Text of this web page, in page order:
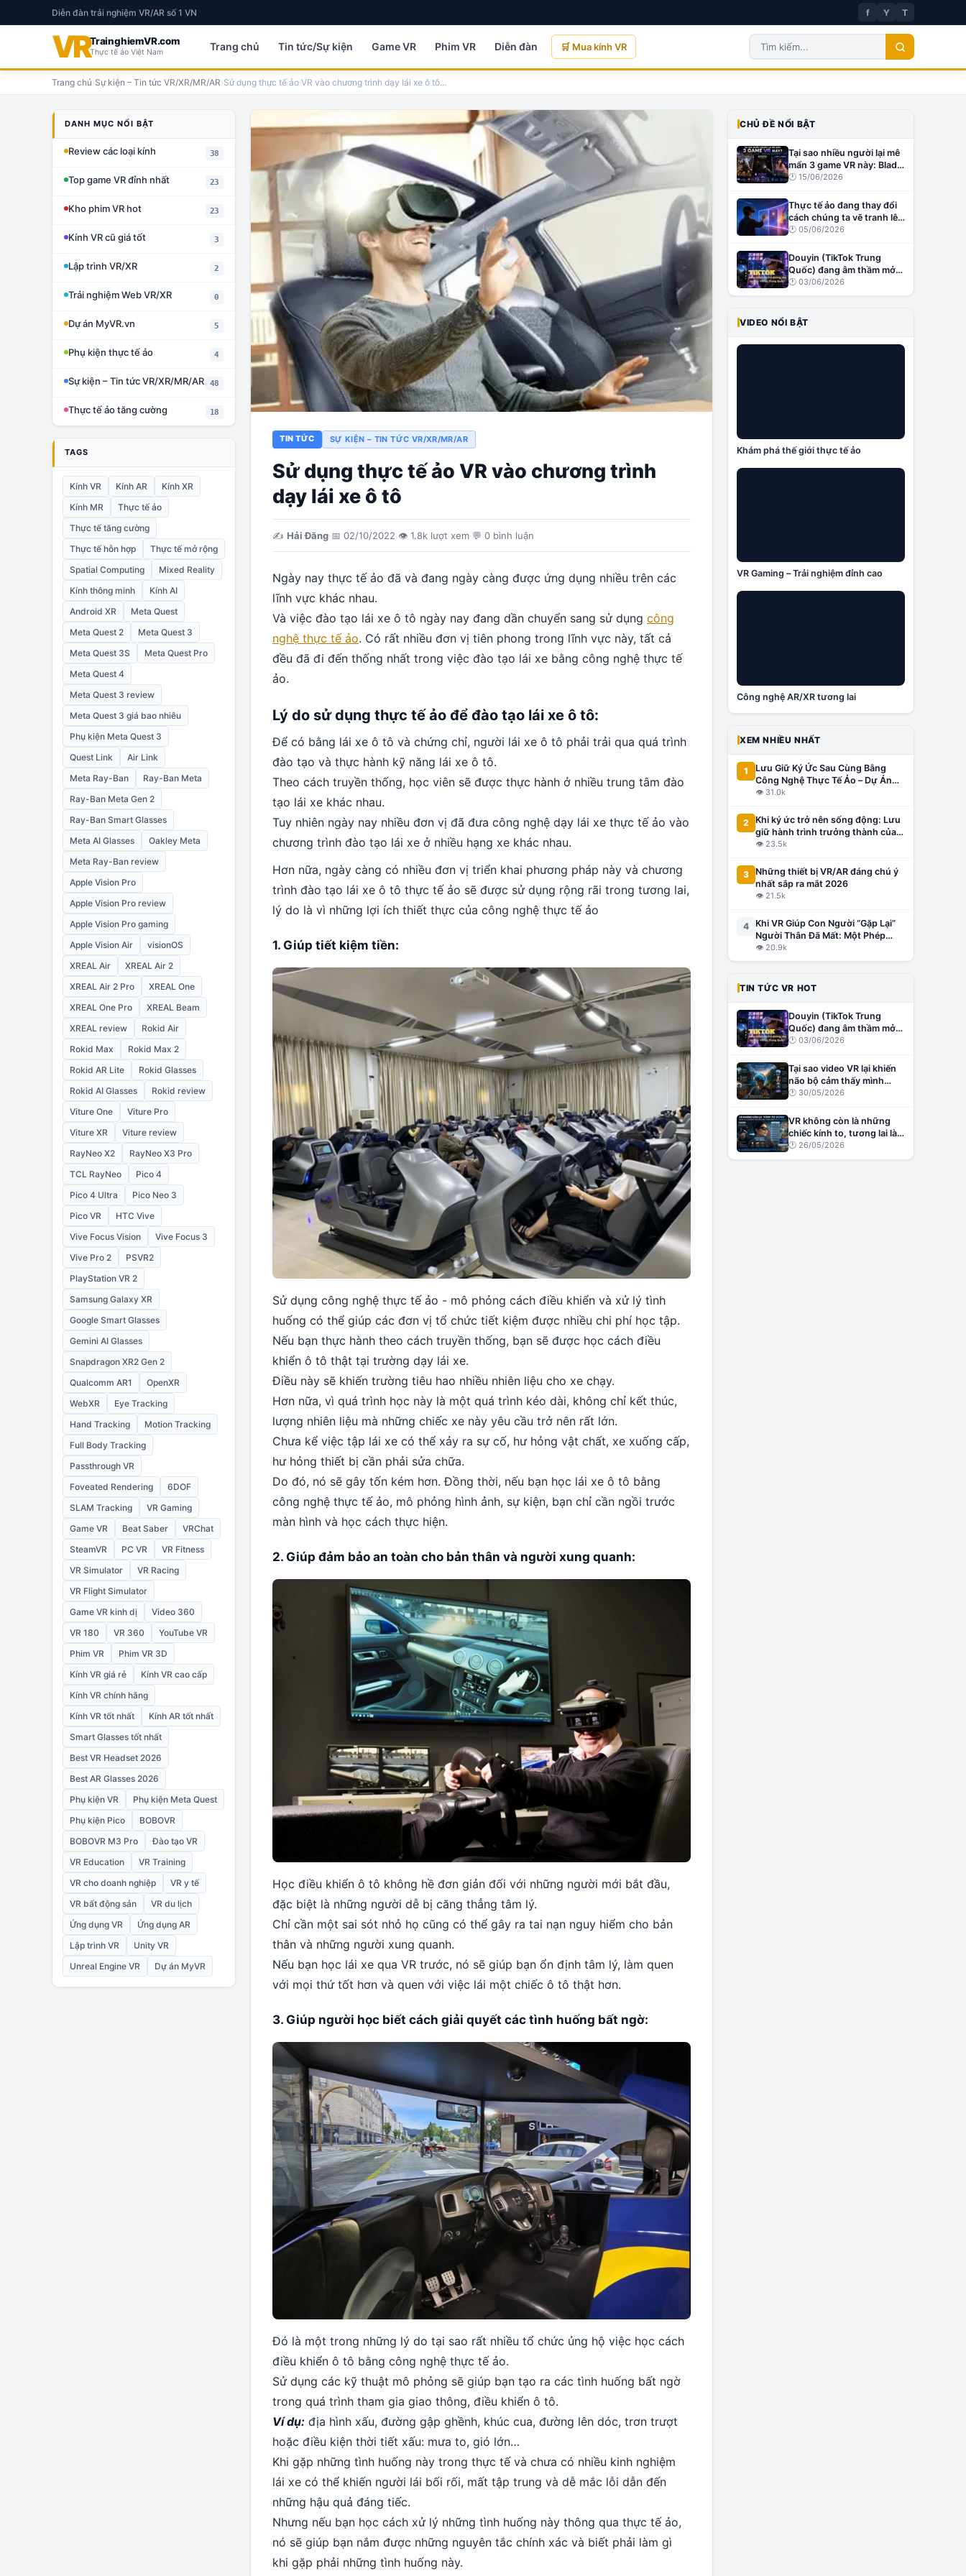
Diễn đàn trải nghiệm VR/AR số 1 VN f Y T
VRTrainghiemVR.com
Thực tế ảo Việt Nam Trang chủ Tin tức/Sự kiện Game VR Phim VR Diễn đàn 🛒 Mua kính VR
Trang chủ›Sự kiện – Tin tức VR/XR/MR/AR›Sử dụng thực tế ảo VR vào chương trình dạy lái xe ô tô…
DANH MỤC NỔI BẬT
Review các loại kính 38
Top game VR đỉnh nhất 23
Kho phim VR hot 23
Kính VR cũ giá tốt 3
Lập trình VR/XR 2
Trải nghiệm Web VR/XR 0
Dự án MyVR.vn 5
Phụ kiện thực tế ảo 4
Sự kiện – Tin tức VR/XR/MR/AR 48
Thực tế ảo tăng cường 18
TAGS
Kính VR Kính AR
Kính XR
Kính MR
Thực tế ảo
Thực tế tăng cường
Thực tế hỗn hợp
Thực tế mở rộng
Spatial Computing
Mixed Reality
Kính thông minh
Kính AI
Android XR
Meta Quest
Meta Quest 2
Meta Quest 3
Meta Quest 3S
Meta Quest Pro
Meta Quest 4
Meta Quest 3 review
Meta Quest 3 giá bao nhiêu
Phụ kiện Meta Quest 3
Quest Link
Air Link
Meta Ray-Ban
Ray-Ban Meta
Ray-Ban Meta Gen 2
Ray-Ban Smart Glasses
Meta AI Glasses
Oakley Meta
Meta Ray-Ban review
Apple Vision Pro
Apple Vision Pro review
Apple Vision Pro gaming
Apple Vision Air
visionOS
XREAL Air
XREAL Air 2
XREAL Air 2 Pro
XREAL One
XREAL One Pro
XREAL Beam
XREAL review
Rokid Air
Rokid Max
Rokid Max 2
Rokid AR Lite
Rokid Glasses
Rokid AI Glasses
Rokid review
Viture One
Viture Pro
Viture XR
Viture review
RayNeo X2
RayNeo X3 Pro
TCL RayNeo
Pico 4
Pico 4 Ultra
Pico Neo 3
Pico VR
HTC Vive
Vive Focus Vision
Vive Focus 3
Vive Pro 2
PSVR2
PlayStation VR 2
Samsung Galaxy XR
Google Smart Glasses
Gemini AI Glasses
Snapdragon XR2 Gen 2
Qualcomm AR1
OpenXR
WebXR
Eye Tracking
Hand Tracking
Motion Tracking
Full Body Tracking
Passthrough VR
Foveated Rendering
6DOF
SLAM Tracking
VR Gaming
Game VR
Beat Saber
VRChat
SteamVR
PC VR
VR Fitness
VR Simulator
VR Racing
VR Flight Simulator
Game VR kinh dị
Video 360
VR 180
VR 360
YouTube VR
Phim VR
Phim VR 3D
Kính VR giá rẻ
Kính VR cao cấp
Kính VR chính hãng
Kính VR tốt nhất
Kính AR tốt nhất
Smart Glasses tốt nhất
Best VR Headset 2026
Best AR Glasses 2026
Phụ kiện VR
Phụ kiện Meta Quest
Phụ kiện Pico
BOBOVR
BOBOVR M3 Pro
Đào tạo VR
VR Education
VR Training
VR cho doanh nghiệp
VR y tế
VR bất động sản
VR du lịch
Ứng dụng VR
Ứng dụng AR
Lập trình VR
Unity VR
Unreal Engine VR
Dự án MyVR
TIN TỨC SỰ KIỆN – TIN TỨC VR/XR/MR/AR
Sử dụng thực tế ảo VR vào chương trình
dạy lái xe ô tô
✍️ Hải Đăng·📅 02/10/2022·👁 1.8k lượt xem·💬 0 bình luận
Ngày nay thực tế ảo đã và đang ngày càng được ứng dụng nhiều trên các
lĩnh vực khác nhau.
Và việc đào tạo lái xe ô tô ngày nay đang dần chuyển sang sử dụng công
nghệ thực tế ảo. Có rất nhiều đơn vị tiên phong trong lĩnh vực này, tất cả
đều đã đi đến thống nhất trong việc đào tạo lái xe bằng công nghệ thực tế
ảo.
Lý do sử dụng thực tế ảo để đào tạo lái xe ô tô:
Để có bằng lái xe ô tô và chứng chỉ, người lái xe ô tô phải trải qua quá trình
đào tạo và thực hành kỹ năng lái xe ô tô.
Theo cách truyền thống, học viên sẽ được thực hành ở nhiều trung tâm đào
tạo lái xe khác nhau.
Tuy nhiên ngày nay nhiều đơn vị đã đưa công nghệ dạy lái xe thực tế ảo vào
chương trình đào tạo lái xe ở nhiều hạng xe khác nhau.
Hơn nữa, ngày càng có nhiều đơn vị triển khai phương pháp này và chương
trình đào tạo lái xe ô tô thực tế ảo sẽ được sử dụng rộng rãi trong tương lai,
lý do là vì những lợi ích thiết thực của công nghệ thực tế ảo
1. Giúp tiết kiệm tiền:
Sử dụng công nghệ thực tế ảo - mô phỏng cách điều khiển và xử lý tình
huống có thể giúp các đơn vị tổ chức tiết kiệm được nhiều chi phí học tập.
Nếu bạn thực hành theo cách truyền thống, bạn sẽ được học cách điều
khiển ô tô thật tại trường dạy lái xe.
Điều này sẽ khiến trường tiêu hao nhiều nhiên liệu cho xe chạy.
Hơn nữa, vì quá trình học này là một quá trình kéo dài, không chỉ kết thúc,
lượng nhiên liệu mà những chiếc xe này yêu cầu trở nên rất lớn.
Chưa kể việc tập lái xe có thể xảy ra sự cố, hư hỏng vật chất, xe xuống cấp,
hư hỏng thiết bị cần phải sửa chữa.
Do đó, nó sẽ gây tốn kém hơn. Đồng thời, nếu bạn học lái xe ô tô bằng
công nghệ thực tế ảo, mô phỏng hình ảnh, sự kiện, bạn chỉ cần ngồi trước
màn hình và học cách thực hiện.
2. Giúp đảm bảo an toàn cho bản thân và người xung quanh:
Học điều khiển ô tô không hề đơn giản đối với những người mới bắt đầu,
đặc biệt là những người dễ bị căng thẳng tâm lý.
Chỉ cần một sai sót nhỏ họ cũng có thể gây ra tai nạn nguy hiểm cho bản
thân và những người xung quanh.
Nếu bạn học lái xe qua VR trước, nó sẽ giúp bạn ổn định tâm lý, làm quen
với mọi thứ tốt hơn và quen với việc lái một chiếc ô tô thật hơn.
3. Giúp người học biết cách giải quyết các tình huống bất ngờ:
Đó là một trong những lý do tại sao rất nhiều tổ chức ủng hộ việc học cách
điều khiển ô tô bằng công nghệ thực tế ảo.
Sử dụng các kỹ thuật mô phỏng sẽ giúp bạn tạo ra các tình huống bất ngờ
trong quá trình tham gia giao thông, điều khiển ô tô.
Ví dụ: địa hình xấu, đường gập ghềnh, khúc cua, đường lên dóc, trơn trượt
hoặc điều kiện thời tiết xấu: mưa to, gió lớn…
Khi gặp những tình huống này trong thực tế và chưa có nhiều kinh nghiệm
lái xe có thể khiến người lái bối rối, mất tập trung và dễ mắc lỗi dẫn đến
những hậu quả đáng tiếc.
Nhưng nếu bạn học cách xử lý những tình huống này thông qua thực tế ảo,
nó sẽ giúp bạn nắm được những nguyên tắc chính xác và biết phải làm gì
khi gặp phải những tình huống này.
CHỦ ĐỀ NỔI BẬT
Tại sao nhiều người lại mê
mẩn 3 game VR này: Blade
& Sorcery, Affected: The
🕐 15/06/2026
Thực tế ảo đang thay đổi
cách chúng ta vẽ tranh lên
tường như thế nào?
🕐 05/06/2026
Douyin (TikTok Trung
Quốc) đang âm thầm mở
đường cho creator VR tại
Trung Quốc?
🕐 03/06/2026
VIDEO NỔI BẬT
Khám phá thế giới thực tế ảo
VR Gaming – Trải nghiệm đỉnh cao
Công nghệ AR/XR tương lai
XEM NHIỀU NHẤT
1
Lưu Giữ Ký Ức Sau Cùng Bằng
Công Nghệ Thực Tế Ảo – Dự Án
Đầu Tiên Tại Việt Nam, Lấy Cảm
👁 31.0k
2
Khi ký ức trở nên sống động: Lưu
giữ hành trình trưởng thành của
con bằng công nghệ VR/AR
👁 23.5k
3 Những thiết bị VR/AR đáng chú ý
nhất sắp ra mắt 2026
👁 21.5k
4 Khi VR Giúp Con Người “Gặp Lại”
Người Thân Đã Mất: Một Phép
Màu Hay Công Nghệ Gây Tranh
Cãi?
👁 20.9k
TIN TỨC VR HOT
Douyin (TikTok Trung
Quốc) đang âm thầm mở
đường cho creator VR tại
🕐 03/06/2026
Tại sao video VR lại khiến
não bộ cảm thấy mình
đang thật sự ở đó?
🕐 30/05/2026
VR không còn là những
chiếc kính to, tương lai là
những chiếc kính nhẹ,
thông minh và đầy cảm
🕐 26/05/2026